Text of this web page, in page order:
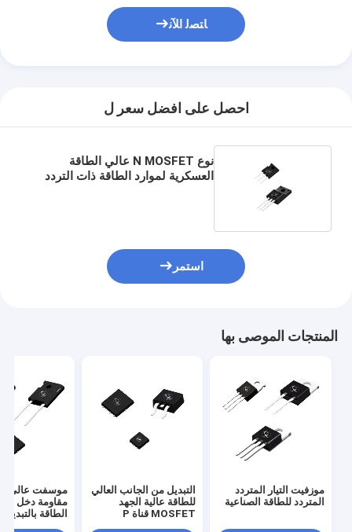
ﺎﺘﺼﻟ ﺍﻶﻧ
احصل على افضل سعر ل
نوع N MOSFET عالي الطاقة
العسكرية لموارد الطاقة ذات التردد
استمر
المنتجات الموصى بها
موزفيت التيار المتردد
المتردد للطاقة الصناعية
التبديل من الجانب العالي
للطاقة عالية الجهد
MOSFET قناة P
موسفت عالي
مقاومة دخل
الطاقة بالتبديل